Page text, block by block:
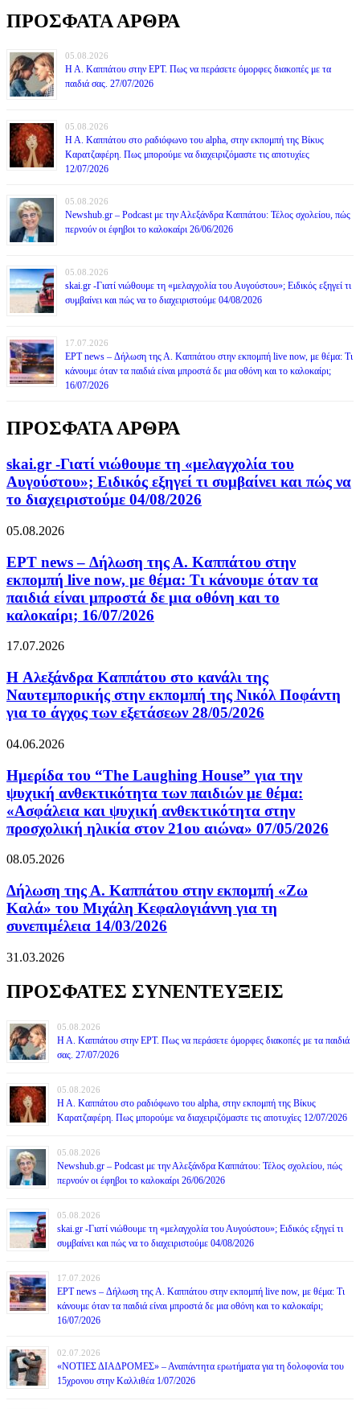
ΠΡΟΣΦΑΤΑ ΑΡΘΡΑ
05.08.2026
Η Α. Καππάτου στην ΕΡΤ. Πως να περάσετε όμορφες διακοπές με τα
παιδιά σας. 27/07/2026
05.08.2026
Η Α. Καππάτου στο ραδιόφωνο του alpha, στην εκπομπή της Βίκυς
Καρατζαφέρη. Πως μπορούμε να διαχειριζόμαστε τις αποτυχίες
12/07/2026
05.08.2026
Newshub.gr – Podcast με την Αλεξάνδρα Καππάτου: Τέλος σχολείου, πώς
περνούν οι έφηβοι το καλοκαίρι 26/06/2026
05.08.2026
skai.gr -Γιατί νιώθουμε τη «μελαγχολία του Αυγούστου»; Ειδικός εξηγεί τι
συμβαίνει και πώς να το διαχειριστούμε 04/08/2026
17.07.2026
ΕΡΤ news – Δήλωση της Α. Καππάτου στην εκπομπή live now, με θέμα: Τι
κάνουμε όταν τα παιδιά είναι μπροστά δε μια οθόνη και το καλοκαίρι;
16/07/2026
ΠΡΟΣΦΑΤΑ ΑΡΘΡΑ
skai.gr -Γιατί νιώθουμε τη «μελαγχολία του
Αυγούστου»; Ειδικός εξηγεί τι συμβαίνει και πώς να
το διαχειριστούμε 04/08/2026
05.08.2026
ΕΡΤ news – Δήλωση της Α. Καππάτου στην
εκπομπή live now, με θέμα: Τι κάνουμε όταν τα
παιδιά είναι μπροστά δε μια οθόνη και το
καλοκαίρι; 16/07/2026
17.07.2026
H Αλεξάνδρα Καππάτου στο κανάλι της
Ναυτεμπορικής στην εκπομπή της Νικόλ Ποφάντη
για το άγχος των εξετάσεων 28/05/2026
04.06.2026
Ημερίδα του “The Laughing House” για την
ψυχική ανθεκτικότητα των παιδιών με θέμα:
«Ασφάλεια και ψυχική ανθεκτικότητα στην
προσχολική ηλικία στον 21ου αιώνα» 07/05/2026
08.05.2026
Δήλωση της Α. Καππάτου στην εκπομπή «Ζω
Καλά» του Μιχάλη Κεφαλογιάννη για τη
συνεπιμέλεια 14/03/2026
31.03.2026
ΠΡΟΣΦΑΤΕΣ ΣΥΝΕΝΤΕΥΞΕΙΣ
05.08.2026
Η Α. Καππάτου στην ΕΡΤ. Πως να περάσετε όμορφες διακοπές με τα παιδιά
σας. 27/07/2026
05.08.2026
Η Α. Καππάτου στο ραδιόφωνο του alpha, στην εκπομπή της Βίκυς
Καρατζαφέρη. Πως μπορούμε να διαχειριζόμαστε τις αποτυχίες 12/07/2026
05.08.2026
Newshub.gr – Podcast με την Αλεξάνδρα Καππάτου: Τέλος σχολείου, πώς
περνούν οι έφηβοι το καλοκαίρι 26/06/2026
05.08.2026
skai.gr -Γιατί νιώθουμε τη «μελαγχολία του Αυγούστου»; Ειδικός εξηγεί τι
συμβαίνει και πώς να το διαχειριστούμε 04/08/2026
17.07.2026
ΕΡΤ news – Δήλωση της Α. Καππάτου στην εκπομπή live now, με θέμα: Τι
κάνουμε όταν τα παιδιά είναι μπροστά δε μια οθόνη και το καλοκαίρι;
16/07/2026
02.07.2026
«ΝΟΤΙΕΣ ΔΙΑΔΡΟΜΕΣ» – Αναπάντητα ερωτήματα για τη δολοφονία του
15χρονου στην Καλλιθέα 1/07/2026